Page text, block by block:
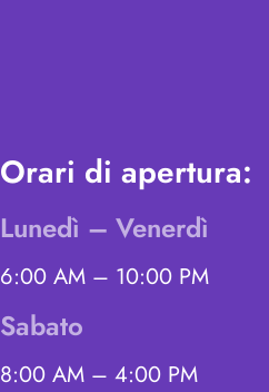
Orari di apertura:
Lunedì – Venerdì
6:00 AM – 10:00 PM
Sabato
8:00 AM – 4:00 PM